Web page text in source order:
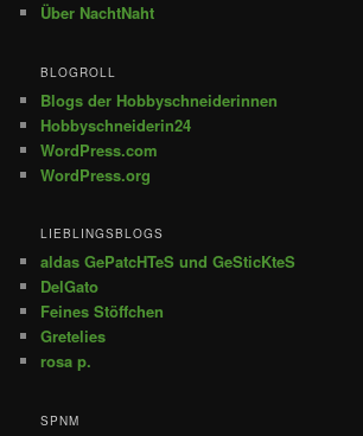
Über NachtNaht
BLOGROLL
Blogs der Hobbyschneiderinnen
Hobbyschneiderin24
WordPress.com
WordPress.org
LIEBLINGSBLOGS
aldas GePatcHTeS und GeSticKteS
DelGato
Feines Stöffchen
Gretelies
rosa p.
SPNM